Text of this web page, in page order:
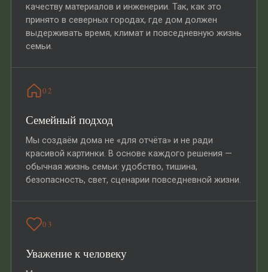
качеству материалов и инженерии. Так, как это
принято в северных городах, где дом должен
выдерживать время, климат и повседневную жизнь
семьи.
02
Семейный подход
Мы создаём дома не «для отчёта» и не ради
красивой картинки. В основе каждого решения —
обычная жизнь семьи: удобство, тишина,
безопасность, свет, сценарии повседневной жизни.
03
Уважение к человеку